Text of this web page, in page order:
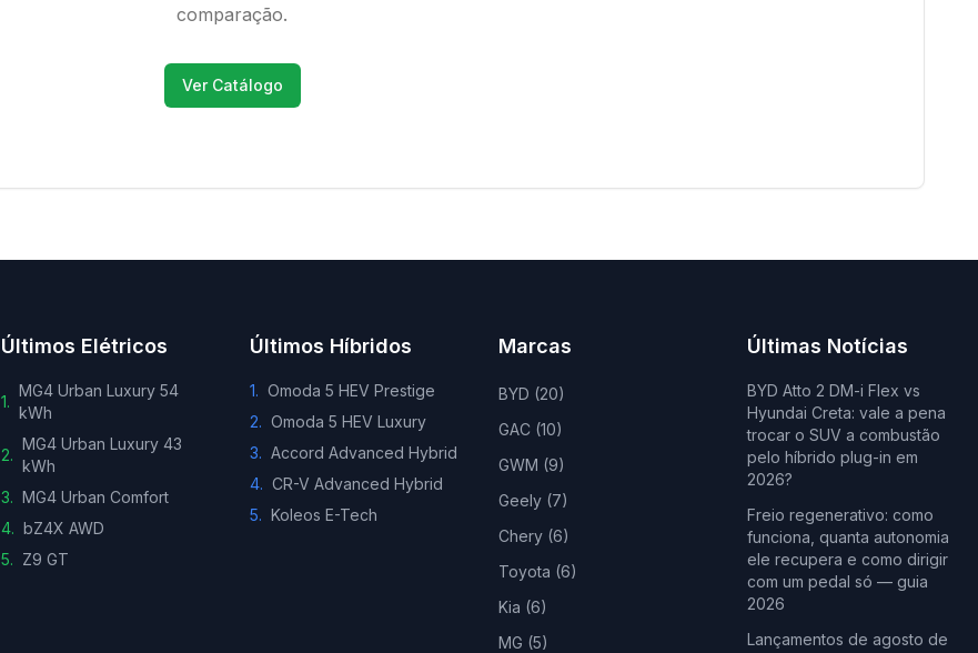
comparação.
Ver Catálogo
Últimos Elétricos
1.
MG4 Urban Luxury 54
kWh
2.
MG4 Urban Luxury 43
kWh
3. MG4 Urban Comfort
4. bZ4X AWD
5. Z9 GT
Últimos Híbridos
1. Omoda 5 HEV Prestige
2. Omoda 5 HEV Luxury
3. Accord Advanced Hybrid
4. CR-V Advanced Hybrid
5. Koleos E-Tech
Marcas
BYD (20)
GAC (10)
GWM (9)
Geely (7)
Chery (6)
Toyota (6)
Kia (6)
MG (5)
Últimas Notícias
BYD Atto 2 DM-i Flex vs
Hyundai Creta: vale a pena
trocar o SUV a combustão
pelo híbrido plug-in em
2026?
Freio regenerativo: como
funciona, quanta autonomia
ele recupera e como dirigir
com um pedal só — guia
2026
Lançamentos de agosto de